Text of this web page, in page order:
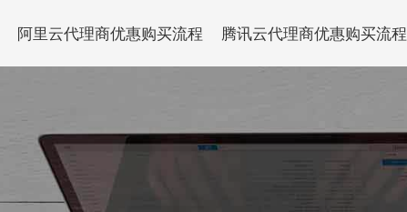
阿里云代理商优惠购买流程 腾讯云代理商优惠购买流程